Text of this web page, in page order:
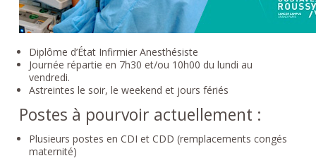
Diplôme d’État Infirmier Anesthésiste
Journée répartie en 7h30 et/ou 10h00 du lundi au
vendredi.
Astreintes le soir, le weekend et jours fériés
Postes à pourvoir actuellement :
Plusieurs postes en CDI et CDD (remplacements congés
maternité)